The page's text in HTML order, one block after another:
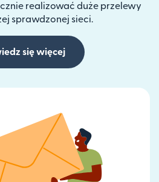
realizować duże przelewy
sprawdzonej sieci.
się więcej